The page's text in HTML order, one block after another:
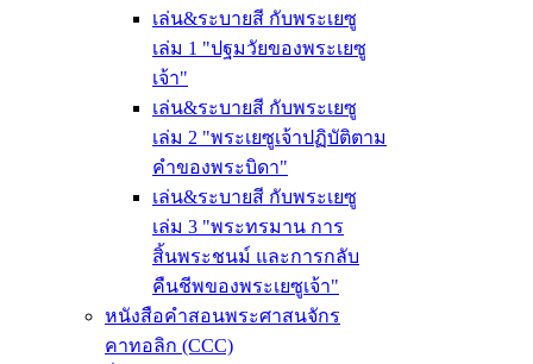
เล่น&ระบายสี กับพระเยซู
เล่ม 1 "ปฐมวัยของพระเยซู
เจ้า"
เล่น&ระบายสี กับพระเยซู
เล่ม 2 "พระเยซูเจ้าปฏิบัติตาม
คำของพระบิดา"
เล่น&ระบายสี กับพระเยซู
เล่ม 3 "พระทรมาน การ
สิ้นพระชนม์ และการกลับ
คืนชีพของพระเยซูเจ้า"
หนังสือคำสอนพระศาสนจักร
คาทอลิก (CCC)